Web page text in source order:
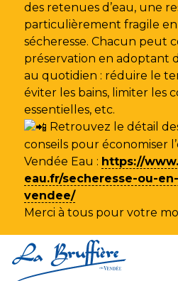
des retenues d’eau, une
particulièrement fragile
sécheresse. Chacun peut
préservation en adoptant
au quotidien : réduire le
éviter les bains, limiter les
essentielles, etc.
Retrouvez le détail
conseils pour économiser
Vendée Eau : https://
eau.fr/secheresse-ou-
vendee/
Merci à tous pour votre
au
contenu
au